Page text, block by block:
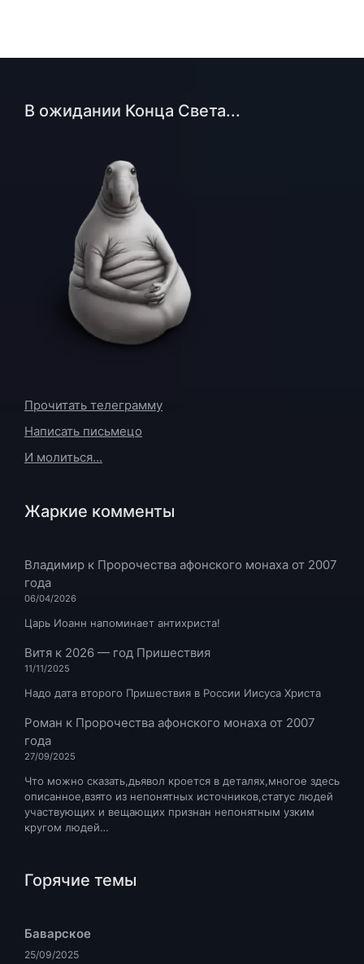
В ожидании Конца Света...
Прочитать телеграмму
Написать письмецо
И молиться...
Жаркие комменты
Владимир к Пророчества афонского монаха от 2007
года
06/04/2026
Царь Иоанн напоминает антихриста!
Витя к 2026 — год Пришествия
11/11/2025
Надо дата второго Пришествия в России Иисуса Христа
Роман к Пророчества афонского монаха от 2007
года
27/09/2025
Что можно сказать,дьявол кроется в деталях,многое здесь
описанное,взято из непонятных источников,статус людей
участвующих и вещающих признан непонятным узким
кругом людей…
Горячие темы
Баварское
25/09/2025